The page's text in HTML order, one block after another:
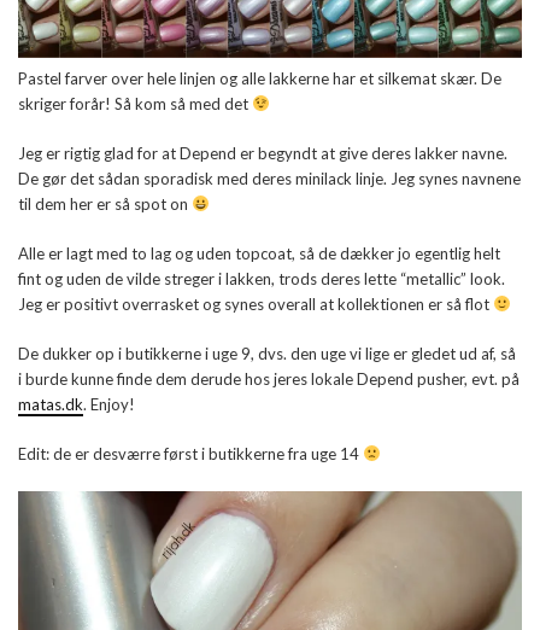
Pastel farver over hele linjen og alle lakkerne har et silkemat skær. De
skriger forår! Så kom så med det
Jeg er rigtig glad for at Depend er begyndt at give deres lakker navne.
De gør det sådan sporadisk med deres minilack linje. Jeg synes navnene
til dem her er så spot on
Alle er lagt med to lag og uden topcoat, så de dækker jo egentlig helt
fint og uden de vilde streger i lakken, trods deres lette “metallic” look.
Jeg er positivt overrasket og synes overall at kollektionen er så flot
De dukker op i butikkerne i uge 9, dvs. den uge vi lige er gledet ud af, så
i burde kunne finde dem derude hos jeres lokale Depend pusher, evt. på
matas.dk. Enjoy!
Edit: de er desværre først i butikkerne fra uge 14